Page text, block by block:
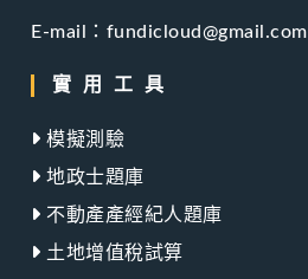
E-mail：fundicloud@gmail.com
實用工具
模擬測驗
地政士題庫
不動產產經紀人題庫
土地增值稅試算